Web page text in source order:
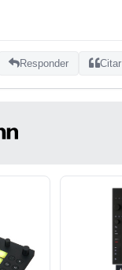
Responder Citar